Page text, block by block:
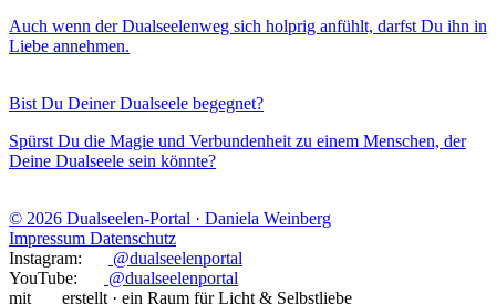
Auch wenn der Dualseelenweg sich holprig anfühlt, darfst Du ihn in
Liebe annehmen.
Bist Du Deiner Dualseele begegnet?
Spürst Du die Magie und Verbundenheit zu einem Menschen, der
Deine Dualseele sein könnte?
© 2026 Dualseelen-Portal · Daniela Weinberg
Impressum Datenschutz
Instagram:
@dualseelenportal
YouTube:
@dualseelenportal
mit
erstellt · ein Raum für Licht & Selbstliebe